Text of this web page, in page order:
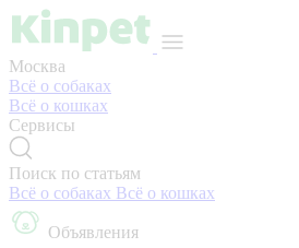
Москва
Всё о собаках
Всё о кошках
Сервисы
Поиск по статьям
Всё о собаках Всё о кошках
Объявления